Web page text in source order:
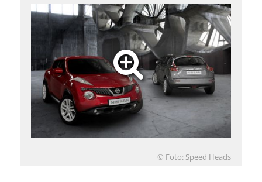
© Foto: Speed Heads